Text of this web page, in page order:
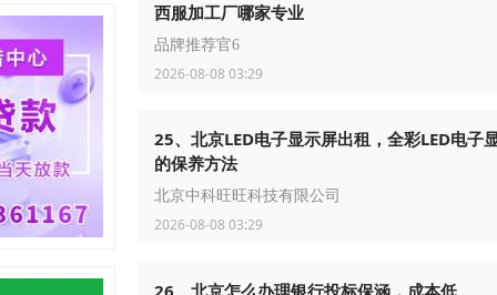
西服加工厂哪家专业
品牌推荐官6
2026-08-08 03:29
25、北京LED电子显示屏出租，全彩LED电子
的保养方法
北京中科旺旺科技有限公司
2026-08-08 03:29
26、北京怎么办理银行投标保涵，成本低